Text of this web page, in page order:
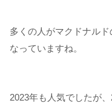
多くの人がマクドナル
なっていますね。
2023年も人気でしたが